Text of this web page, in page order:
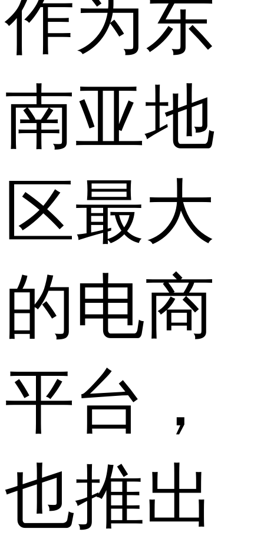
作为东
南亚地
区最大
的电商
平台，
也推出